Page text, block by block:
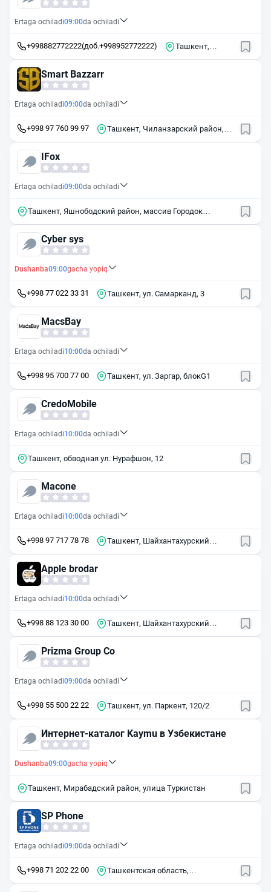
Ertaga ochiladi09:00da ochiladi
+998882772222(доб.+998952772222)
Ташкент,
Smart Bazzarr
Ertaga ochiladi09:00da ochiladi
+998 97 760 99 97
Ташкент, Чиланзарский район,
IFox
Ertaga ochiladi09:00da ochiladi
Ташкент, Яшнободский район, массив Городок
Cyber sys
Dushanba09:00gacha yopiq
+998 77 022 33 31 Ташкент, ул. Самарканд, 3
MacsBay
Ertaga ochiladi10:00da ochiladi
+998 95 700 77 00 Ташкент, ул. Заргар, блокG1
CredoMobile
Ertaga ochiladi10:00da ochiladi
Ташкент, обводная ул. Нурафшон, 12
Macone
Ertaga ochiladi10:00da ochiladi
+998 97 717 78 78
Ташкент, Шайхантахурский
Apple brodar
Ertaga ochiladi10:00da ochiladi
+998 88 123 30 00
Ташкент, Шайхантахурский
Prizma Group Co
Ertaga ochiladi09:00da ochiladi
+998 55 500 22 22 Ташкент, ул. Паркент, 120/2
Интернет-каталог Kaymu в Узбекистане
Dushanba09:00gacha yopiq
Ташкент, Мирабадский район, улица Туркистан
SP Phone
Ertaga ochiladi09:00da ochiladi
+998 71 202 22 00
Ташкентская область,